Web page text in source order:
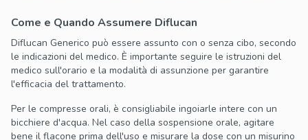
Come e Quando Assumere Diflucan
Diflucan Generico può essere assunto con o senza cibo, secondo
le indicazioni del medico. È importante seguire le istruzioni del
medico sull'orario e la modalità di assunzione per garantire
l'efficacia del trattamento.
Per le compresse orali, è consigliabile ingoiarle intere con un
bicchiere d'acqua. Nel caso della sospensione orale, agitare
bene il flacone prima dell'uso e misurare la dose con un misurino